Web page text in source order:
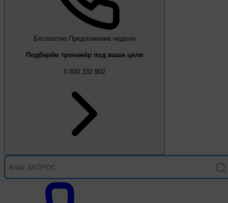
Бесплатно Предложение недели
Подберём тренажёр под ваши цели
0 800 332 902